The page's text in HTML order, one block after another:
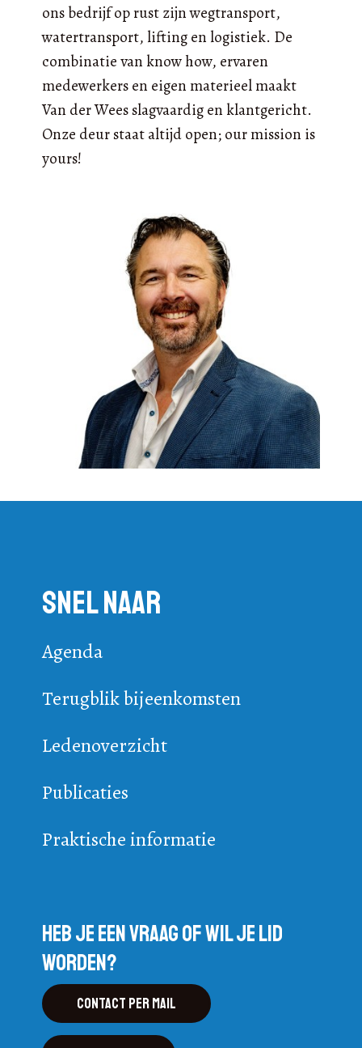
ons bedrijf op rust zijn wegtransport,
watertransport, lifting en logistiek. De
combinatie van know how, ervaren
medewerkers en eigen materieel maakt
Van der Wees slagvaardig en klantgericht.
Onze deur staat altijd open; our mission is
yours!
Snel naar
Agenda
Terugblik bijeenkomsten
Ledenoverzicht
Publicaties
Praktische informatie
Heb je een vraag of wil je lid
worden?
Contact per mail